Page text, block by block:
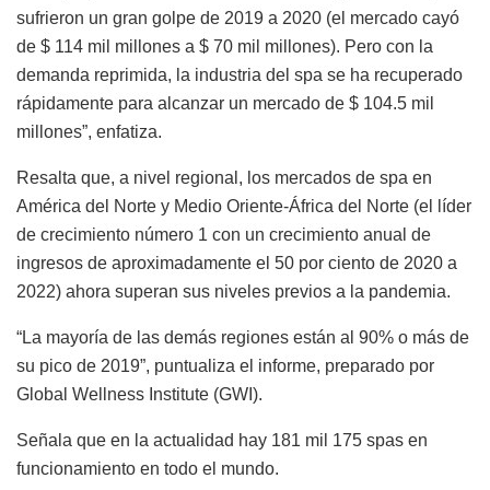
sufrieron un gran golpe de 2019 a 2020 (el mercado cayó
de $ 114 mil millones a $ 70 mil millones). Pero con la
demanda reprimida, la industria del spa se ha recuperado
rápidamente para alcanzar un mercado de $ 104.5 mil
millones”, enfatiza.
Resalta que, a nivel regional, los mercados de spa en
América del Norte y Medio Oriente-África del Norte (el líder
de crecimiento número 1 con un crecimiento anual de
ingresos de aproximadamente el 50 por ciento de 2020 a
2022) ahora superan sus niveles previos a la pandemia.
“La mayoría de las demás regiones están al 90% o más de
su pico de 2019”, puntualiza el informe, preparado por
Global Wellness Institute (GWI).
Señala que en la actualidad hay 181 mil 175 spas en
funcionamiento en todo el mundo.